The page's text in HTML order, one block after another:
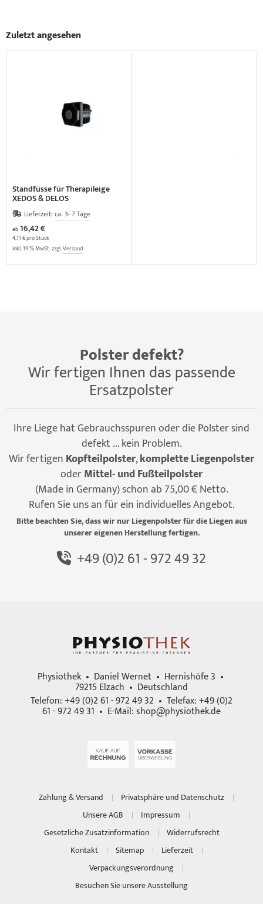
Zuletzt angesehen
Standfüsse für Therapileige
XEDOS & DELOS
Lieferzeit: ca. 3- 7 Tage
ab16,42 €
4,11 € pro Stück
inkl. 19 % MwSt. zzgl.Versand
Polster defekt?
Wir fertigen Ihnen das passende
Ersatzpolster
Ihre Liege hat Gebrauchsspuren oder die Polster sind
defekt ... kein Problem.
Wir fertigen Kopfteilpolster,komplette Liegenpolster
oderMittel- und Fußteilpolster
(Made in Germany) schon ab 75,00 € Netto.
Rufen Sie uns an für ein individuelles Angebot.
Bitte beachten Sie, dass wir nur Liegenpolster für die Liegen aus
unserer eigenen Herstellung fertigen.
+49 (0)2 61 - 972 49 32
Physiothek • Daniel Wernet • Hernishöfe 3 •
79215 Elzach • Deutschland
Telefon: +49 (0)2 61 - 972 49 32 • Telefax: +49 (0)2
61 - 972 49 31 • E-Mail:shop@physiothek.de
Zahlung & Versand
Privatsphäre und Datenschutz
Unsere AGB
Impressum
Gesetzliche Zusatzinformation
Widerrufsrecht
Kontakt
Sitemap
Lieferzeit
Verpackungsverordnung
Besuchen Sie unsere Ausstellung